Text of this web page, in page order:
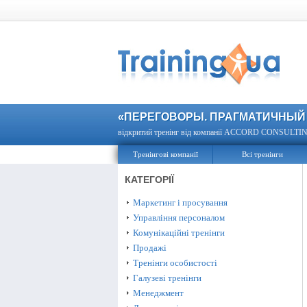
«ПЕРЕГОВОРЫ. ПРАГМАТИЧНЫЙ
відкритий тренінг від компанії ACCORD
Тренінгові компанії Всі тренінги
КАТЕГОРІЇ
Маркетинг і просування
Управління персоналом
Комунікаційні тренінги
Продажі
Тренінги особистості
Галузеві тренінги
Менеджмент